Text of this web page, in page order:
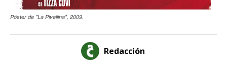
Póster de "La Pivellina", 2009.
Redacción